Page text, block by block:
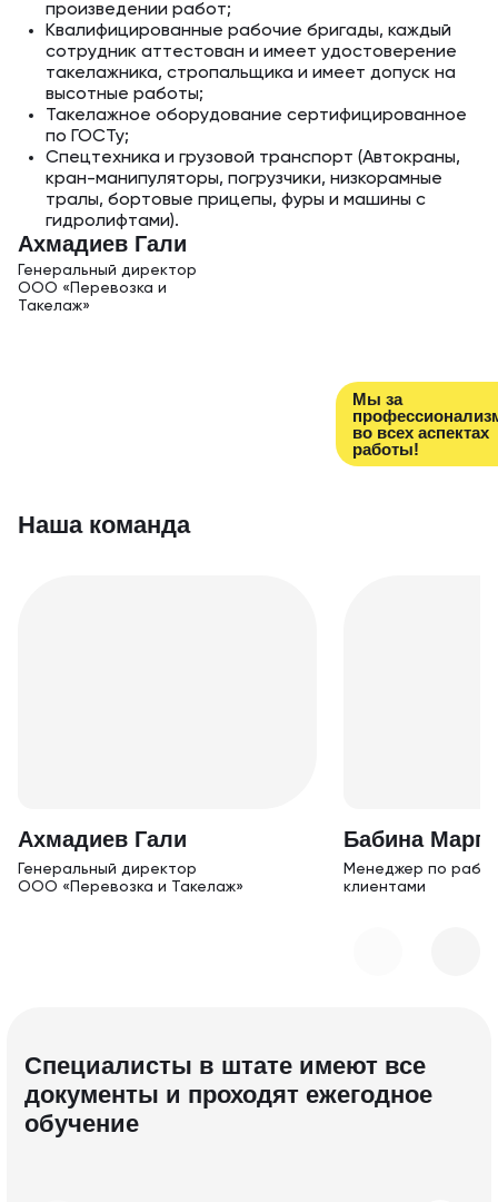
произведении работ;
Квалифицированные рабочие бригады, каждый
сотрудник аттестован и имеет удостоверение
такелажника, стропальщика и имеет допуск на
высотные работы;
Такелажное оборудование сертифицированное
по ГОСТу;
Спецтехника и грузовой транспорт (Автокраны,
кран-манипуляторы, погрузчики, низкорамные
тралы, бортовые прицепы, фуры и машины с
гидролифтами).
Мы за
во всех аспектах
работы!
Ахм адиев Гали
Генеральный дирек тор
ООО «Перевозка и
Такелаж»
Наша команда
Ахм адиев Гали
Генеральный дирек тор
ООО «Перевозка и Такелаж»
Бабина
Менеджер по
клиентами
Специалисты в штате имеют все
документы и проходят ежегодное
обучение